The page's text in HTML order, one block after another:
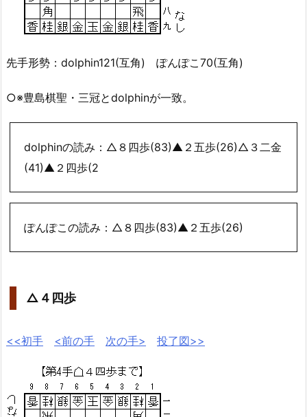
先手形勢：dolphin121(互角) ぽんぽこ70(互角)
○※豊島棋聖・三冠とdolphinが一致。
dolphinの読み：△８四歩(83)▲２五歩(26)△３二金
(41)▲２四歩(2
ぽんぽこの読み：△８四歩(83)▲２五歩(26)
△４四歩
<<初手 <前の手 次の手> 投了図>>